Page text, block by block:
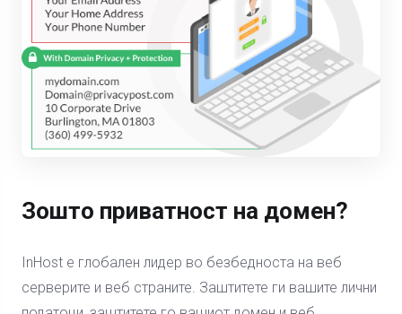
Зошто приватност на домен?
InHost е глобален лидер во безбедноста на веб
серверите и веб страните. Заштитете ги вашите лични